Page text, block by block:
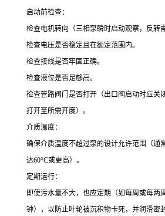
启动前检查：
检查电机转向（三相泵瞬时启动观察，反转
检查电压是否稳定且在额定范围内。
检查接线是否牢固正确。
检查液位是否足够高。
检查管路阀门是否打开（出口阀启动时应关
打开至所需开度）。
介质温度：
确保介质温度不超过泵的设计允许范围（通
达60°C或更高）。
定期运行：
即使污水量不大，也应定期（如每周或每两
钟），以防止叶轮被沉积物卡死，并润滑密封